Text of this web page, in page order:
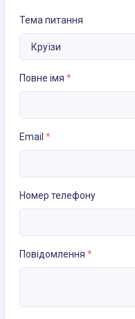
Тема питання
Повне імя *
Email *
Номер телефону
Повідомлення *